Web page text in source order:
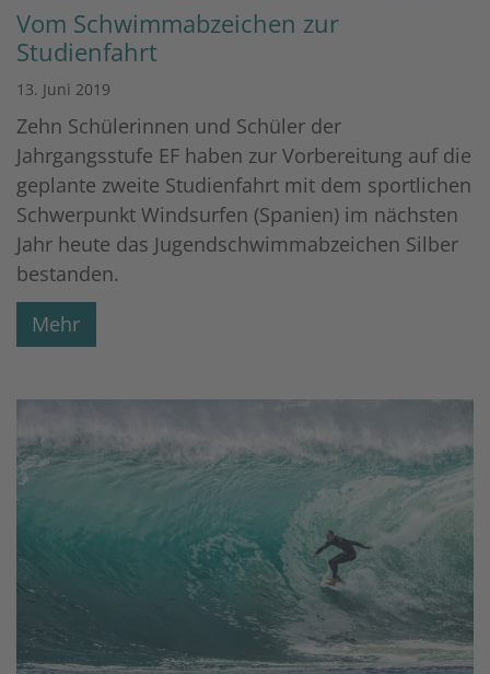
Vom Schwimmabzeichen zur
Studienfahrt
13. Juni 2019
Zehn Schülerinnen und Schüler der
Jahrgangsstufe EF haben zur Vorbereitung auf die
geplante zweite Studienfahrt mit dem sportlichen
Schwerpunkt Windsurfen (Spanien) im nächsten
Jahr heute das Jugendschwimmabzeichen Silber
bestanden.
Mehr